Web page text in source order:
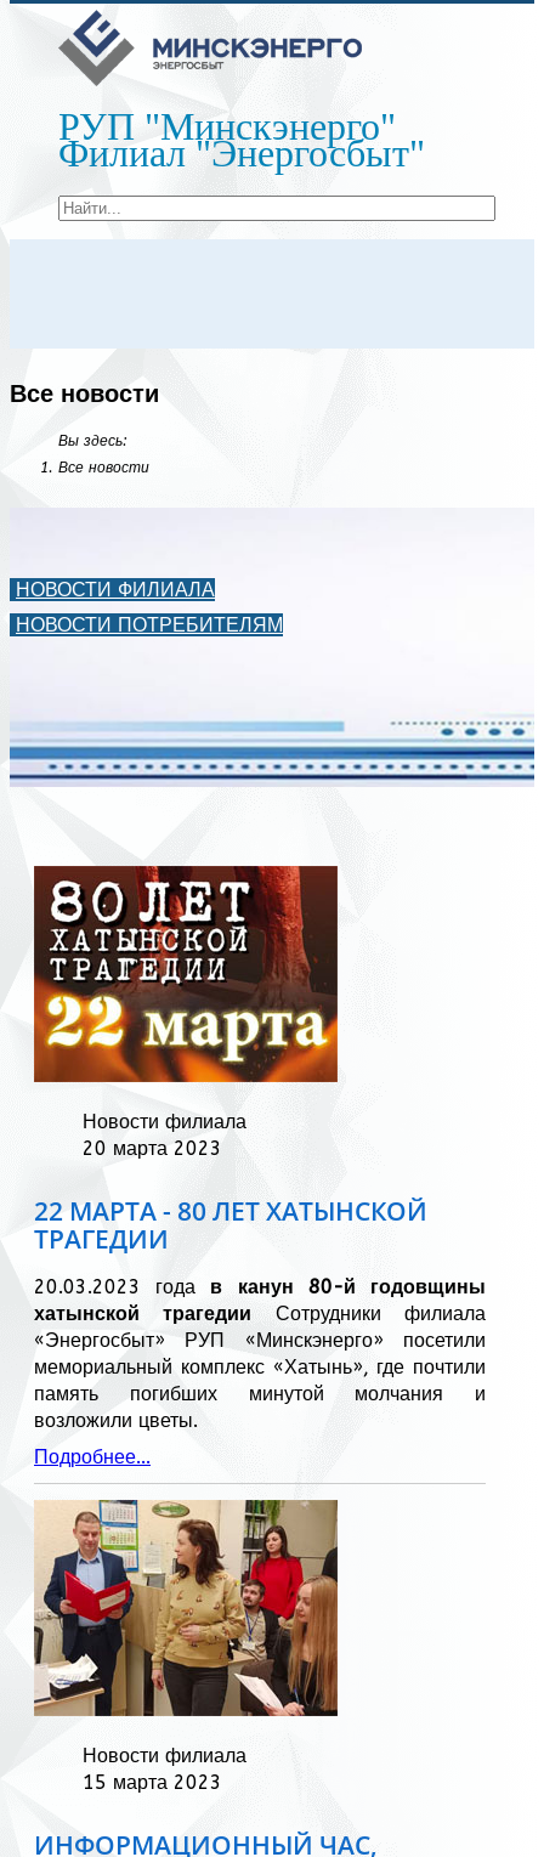
РУП "Минскэнерго"
Филиал "Энергосбыт"
Все новости
Вы здесь:
Все новости
НОВОСТИ ФИЛИАЛА
НОВОСТИ ПОТРЕБИТЕЛЯМ
Новости филиала
20 марта 2023
22 МАРТА - 80 ЛЕТ ХАТЫНСКОЙ
ТРАГЕДИИ
20.03.2023 года в канун 80-й годовщины
хатынской трагедии Сотрудники филиала
«Энергосбыт» РУП «Минскэнерго» посетили
мемориальный комплекс «Хатынь», где почтили
память погибших минутой молчания и
возложили цветы.
Подробнее...
Новости филиала
15 марта 2023
ИНФОРМАЦИОННЫЙ ЧАС,